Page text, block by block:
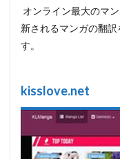
オンライン最大のマ
新されるマンガの翻
す。
kisslove.net